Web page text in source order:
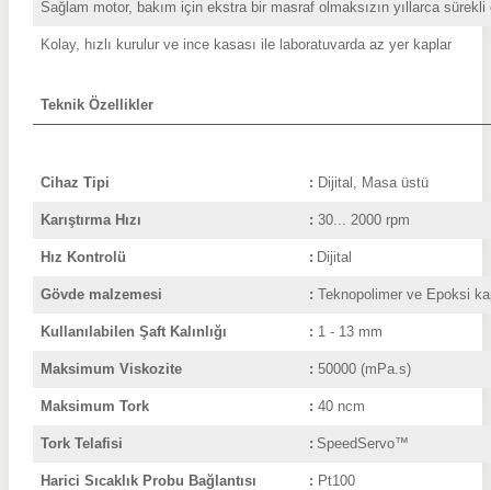
Sağlam motor, bakım için ekstra bir masraf olmaksızın yıllarca sürekli
Kolay, hızlı kurulur ve ince kasası ile laboratuvarda az yer kaplar
Teknik Özellikler
Cihaz Tipi :
Karıştırma Hızı : 30... 2000 rpm
Hız Kontrolü : Dijital
Gövde malzemesi : Teknopolimer ve Epoksi
Kullanılabilen Şaft Kalınlığı : 1 - 13 mm
Maksimum Viskozite : 50000 (mPa.s)
Maksimum Tork : 40 ncm
Tork Telafisi : SpeedServo™
Harici Sıcaklık Probu Bağlantısı : Pt100